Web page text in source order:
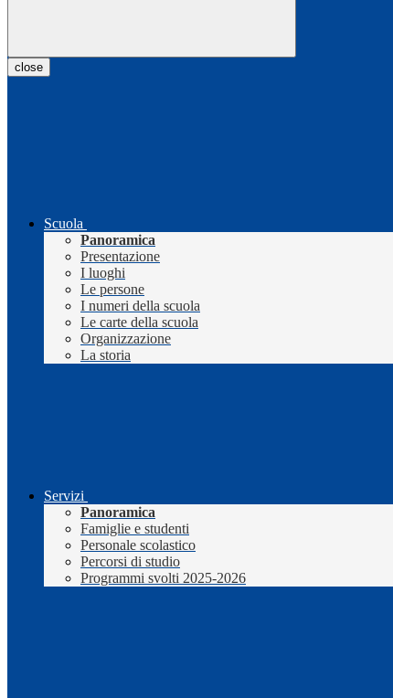
close
Scuola
Panoramica
Presentazione
I luoghi
Le persone
I numeri della scuola
Le carte della scuola
Organizzazione
La storia
Servizi
Panoramica
Famiglie e studenti
Personale scolastico
Percorsi di studio
Programmi svolti 2025-2026